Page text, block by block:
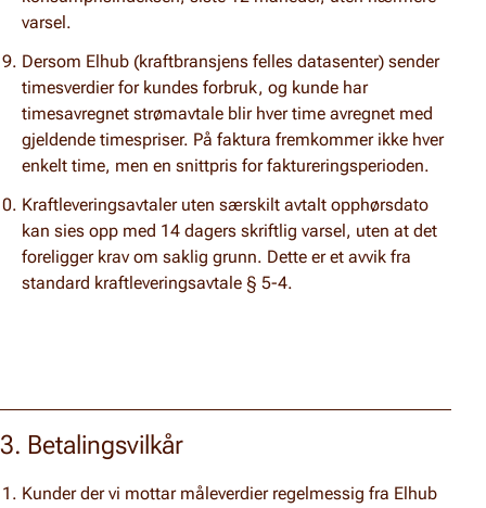
varsel.
Dersom Elhub (kraftbransjens felles datasenter) sender
timesverdier for kundes forbruk, og kunde har
timesavregnet strømavtale blir hver time avregnet med
gjeldende timespriser. På faktura fremkommer ikke hver
enkelt time, men en snittpris for faktureringsperioden.
Kraftleveringsavtaler uten særskilt avtalt opphørsdato
kan sies opp med 14 dagers skriftlig varsel, uten at det
foreligger krav om saklig grunn. Dette er et avvik fra
standard kraftleveringsavtale § 5-4.
3. Betalingsvilkår
Kunder der vi mottar måleverdier regelmessig fra Elhub